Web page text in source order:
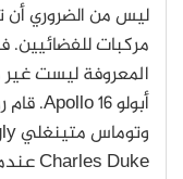
مركبات
المعروفة ليست غير
Charles Duke عندما بدأت رحلة عودتهم من…